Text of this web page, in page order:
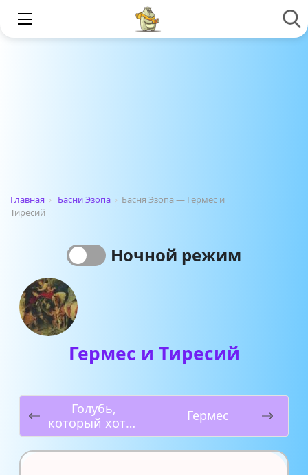
Главная › Басни Эзопа › Басня Эзопа — Гермес и
Тиресий
Ночной режим
Гермес и Тиресий
Голубь,
который хотел
пить
Гермес